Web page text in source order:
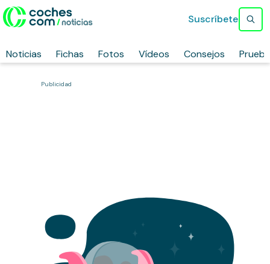
Noticias Fichas Fotos Vídeos Consejos
Suscríbete
Publicidad